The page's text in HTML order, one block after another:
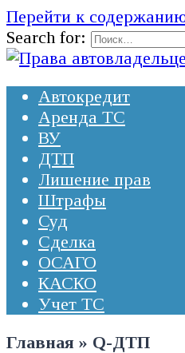
Перейти к
Search for:
Автокредит
Аренда ТС
ВУ
ДТП
Лишение прав
Штрафы
Суд
Сделка
ОСАГО
КАСКО
Учет ТС
Главная » Q-ДТП